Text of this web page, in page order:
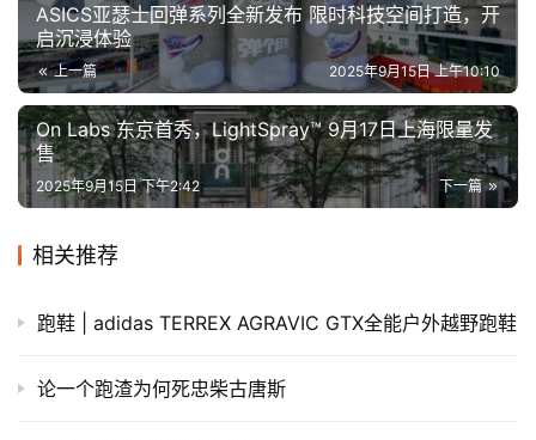
ASICS亚瑟士回弹系列全新发布 限时科技空间打造，开
启沉浸体验
上一篇 2025年9月15日 上午10:10
On Labs 东京首秀，LightSpray™ 9月17日上海限量发
售
下一篇
2025年9月15日 下午2:42
相关推荐
跑鞋 | adidas TERREX AGRAVIC GTX全能户外越野跑鞋
论一个跑渣为何死忠柴古唐斯